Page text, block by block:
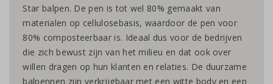
Star balpen. De pen is tot wel 80% gemaakt van
materialen op cellulosebasis, waardoor de pen voor
80% composteerbaar is. Ideaal dus voor de bedrijven
die zich bewust zijn van het milieu en dat ook over
willen dragen op hun klanten en relaties. De duurzame
balpennen zijn verkrijgbaar met een witte body en een